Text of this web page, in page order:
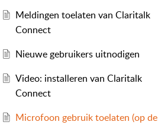
Meldingen toelaten van Claritalk
Connect
Nieuwe gebruikers uitnodigen
Video: installeren van Claritalk
Connect
Microfoon gebruik toelaten (op de